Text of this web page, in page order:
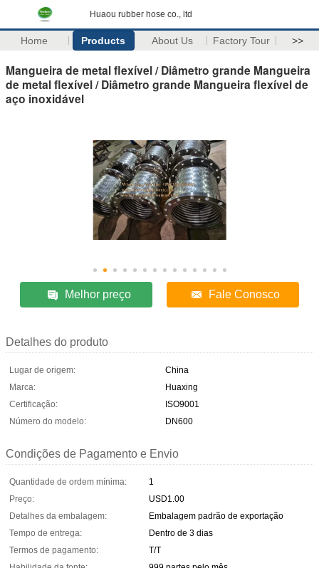
Huaou rubber hose co., ltd
Home Products About Us Factory Tour >>
Mangueira de metal flexível / Diâmetro grande Mangueira
de metal flexível / Diâmetro grande Mangueira flexível de
aço inoxidável
Melhor preço Fale Conosco
Detalhes do produto
Lugar de origem:
China
Marca:
Huaxing
Certificação:
ISO9001
Número do modelo:
DN600
Condições de Pagamento e Envio
Quantidade de ordem mínima:
1
Preço:
USD1.00
Detalhes da embalagem:
Embalagem padrão de exportação
Tempo de entrega:
Dentro de 3 dias
Termos de pagamento:
T/T